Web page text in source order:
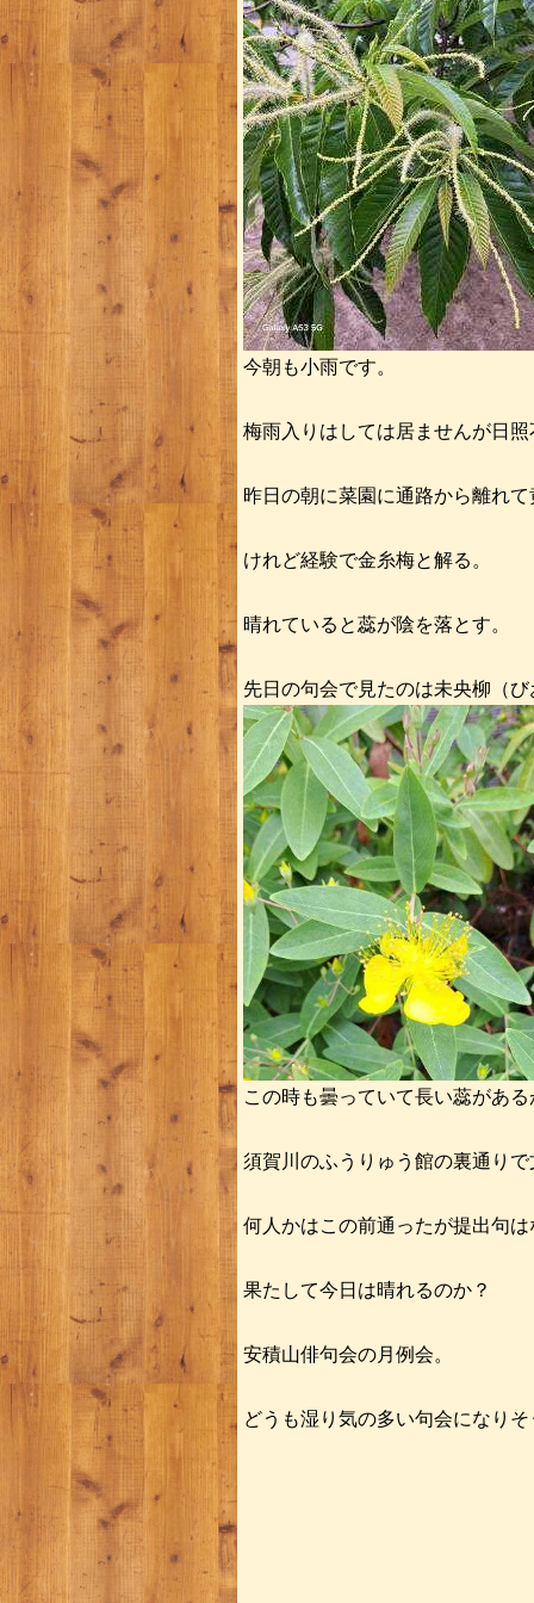
今朝も小雨です。
梅雨入りはしては居ませんが日
昨日の朝に菜園に通路から離れ
けれど経験で金糸梅と解る。
晴れていると蕊が陰を落とす。
先日の句会で見たのは未央柳（
この時も曇っていて長い蕊があ
須賀川のふうりゅう館の裏通り
何人かはこの前通ったが提出句
果たして今日は晴れるのか？
安積山俳句会の月例会。
どうも湿り気の多い句会になりそ